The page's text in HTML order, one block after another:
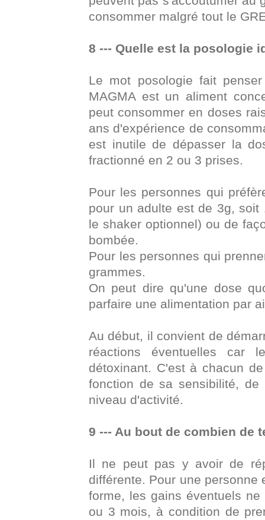
consommer malgré tout le
8 --- Quelle est la posologie
Le mot posologie fait
MAGMA est un aliment
peut consommer en doses
ans d'expérience de
est inutile de dépasser la
fractionné en 2 ou 3 prises.
Pour les personnes qui
pour un adulte est de 3g,
le shaker optionnel) ou de
bombée.
Pour les personnes qui
grammes.
On peut dire qu'une dose
parfaire une alimentation par
Au début, il convient de
réactions éventuelles car
détoxinant. C'est à chacun
fonction de sa sensibilité,
niveau d'activité.
9 --- Au bout de combien de
Il ne peut pas y avoir de
différente. Pour une
forme, les gains éventuels
ou 3 mois, à condition de